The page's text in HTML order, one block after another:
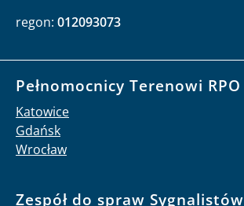
regon: 012093073
Pełnomocnicy Terenowi RPO
Katowice
Gdańsk
Wrocław
Zespół do spraw Sygnalistów